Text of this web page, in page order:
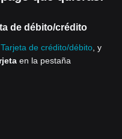
de débito/crédito
Tarjeta de crédito/débito , y
en la pestaña